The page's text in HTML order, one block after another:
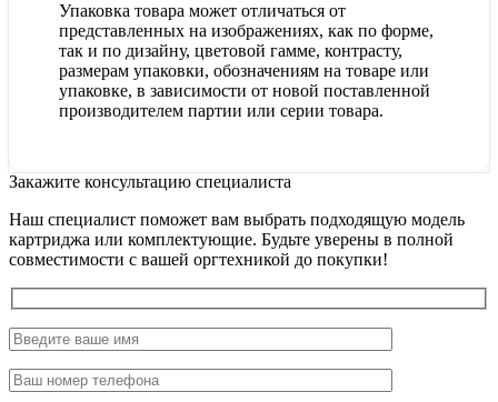
Упаковка товара может отличаться от
представленных на изображениях, как по форме,
так и по дизайну, цветовой гамме, контрасту,
размерам упаковки, обозначениям на товаре или
упаковке, в зависимости от новой поставленной
производителем партии или серии товара.
Закажите консультацию специалиста
Наш специалист поможет вам выбрать подходящую модель
картриджа или комплектующие. Будьте уверены в полной
совместимости с вашей оргтехникой до покупки!